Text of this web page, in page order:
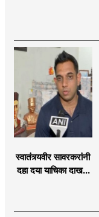
स्वातंत्र्यवीर सावरकरांनी
दहा दया याचिका दाखल
निष्ठा व्यक्त केली नाही’!